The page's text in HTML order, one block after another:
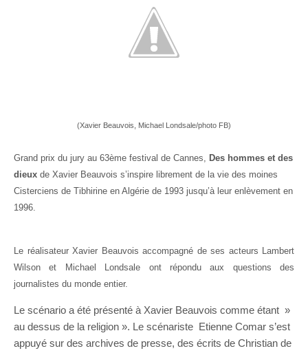
(Xavier Beauvois, Michael Londsale/photo FB)
Grand prix du jury au 63ème festival de Cannes, Des hommes et des
dieux de Xavier Beauvois s’inspire librement de la vie des moines
Cisterciens de Tibhirine en Algérie de 1993 jusqu’à leur enlèvement en
1996.
Le réalisateur Xavier Beauvois accompagné de ses acteurs Lambert
Wilson et Michael Londsale ont répondu aux questions des
journalistes du monde entier.
Le scénario a été présenté à Xavier Beauvois comme étant »
au dessus de la religion ». Le scénariste Etienne Comar s’est
appuyé sur des archives de presse, des écrits de Christian de